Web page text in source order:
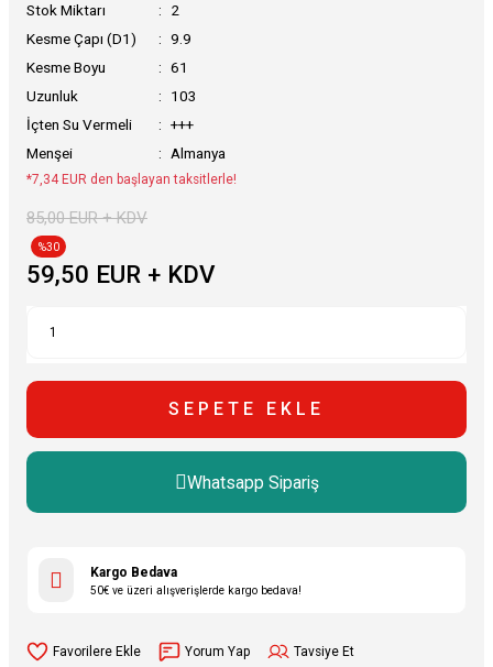
Stok Miktarı
2
Kesme Çapı (D1)
9.9
Kesme Boyu
61
Uzunluk
103
İçten Su Vermeli
+++
Menşei
Almanya
*7,34 EUR den başlayan taksitlerle!
85,00 EUR + KDV
%30
59,50 EUR + KDV
SEPETE EKLE
Whatsapp Sipariş
Kargo Bedava
50€ ve üzeri alışverişlerde kargo bedava!
Yorum Yap Tavsiye Et